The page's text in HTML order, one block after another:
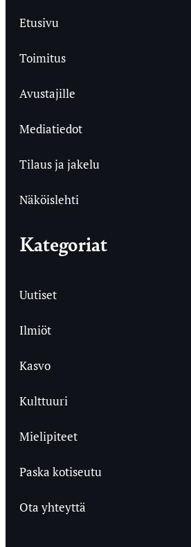
Etusivu
Toimitus
Avustajille
Mediatiedot
Tilaus ja jakelu
Näköislehti
Kategoriat
Uutiset
Ilmiöt
Kasvo
Kulttuuri
Mielipiteet
Paska kotiseutu
Ota yhteyttä